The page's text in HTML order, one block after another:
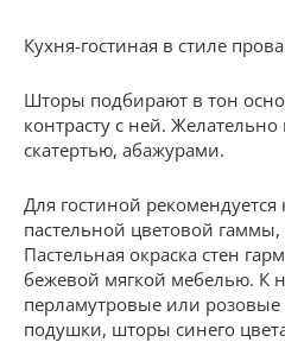
Кухня-гостиная в стиле
Шторы подбирают в тон
контрасту с ней.
скатертью, абажурами.
Для гостиной
пастельной цветовой
Пастельная окраска стен
бежевой мягкой мебелью. К
перламутровые или
подушки, шторы синего